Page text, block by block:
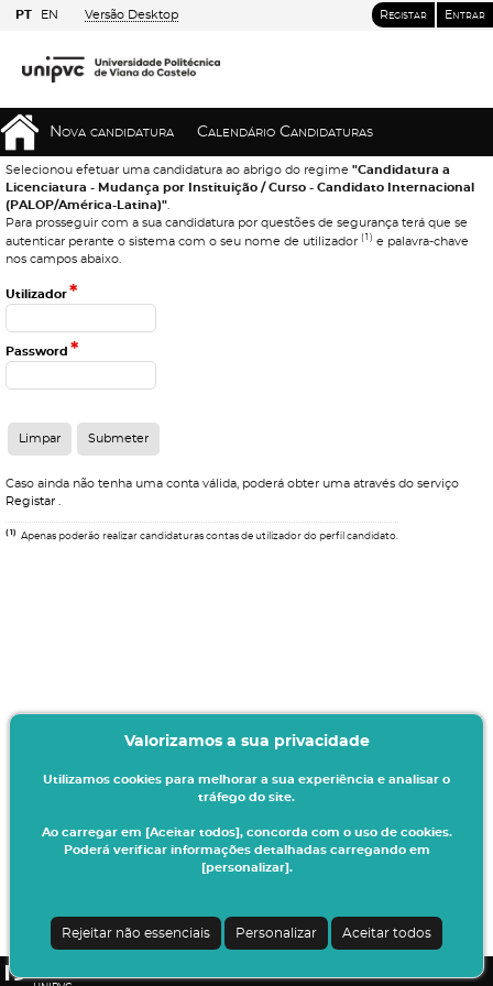
PT EN Versão Desktop Registar Entrar
Nova candidatura Calendário Candidaturas
Selecionou efetuar uma candidatura ao abrigo do regime "Candidatura a
Licenciatura - Mudança por Instituição / Curso - Candidato Internacional
(PALOP/América-Latina)"
Para prosseguir com a sua candidatura por questões de segurança terá que se
autenticar perante o sistema com o seu nome de utilizador (1) e palavra-chave
nos campos abaixo.
Utilizador*
Password *
Caso ainda não tenha uma conta válida, poderá obter uma através do serviço
Registar
(1) Apenas poderão realizar candidaturas contas de utilizador do perfil candidato.
sua matrícula/inscrição no presente ano letivo.
Todos os dados introduzidos serão da sua responsabilidade.
Valorizamos a sua privacidade
Utilizamos cookies para melhorar a sua experiência e analisar o
tráfego do site.
Ao carregar em [Aceitar todos], concorda com o uso de cookies.
Poderá verificar informações detalhadas carregando em
[personalizar].
Rejeitar não essenciais Personalizar Aceitar todos